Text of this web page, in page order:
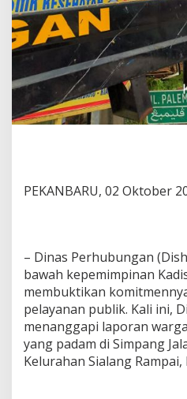
PEKANBARU, 02 Oktober
– Dinas Perhubungan
bawah kepemimpinan
membuktikan
pelayanan publik. Kali ini,
menanggapi laporan
yang padam di Simpang
Kelurahan Sialang Rampai,